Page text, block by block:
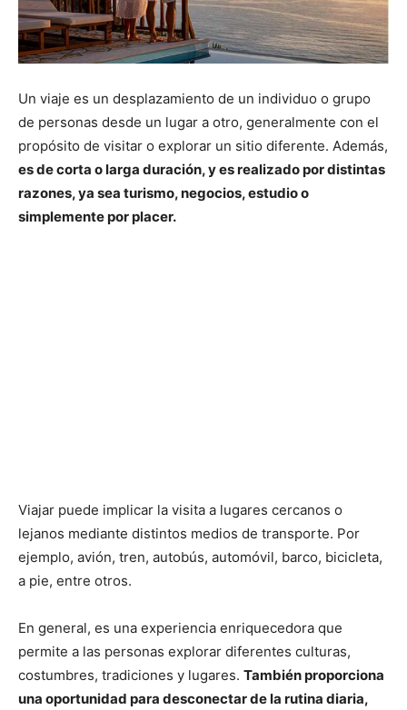
Un viaje es un desplazamiento de un individuo o grupo
de personas desde un lugar a otro, generalmente con el
propósito de visitar o explorar un sitio diferente. Además,
es de corta o larga duración, y es realizado por distintas
razones, ya sea turismo, negocios, estudio o
simplemente por placer.
Viajar puede implicar la visita a lugares cercanos o
lejanos mediante distintos medios de transporte. Por
ejemplo, avión, tren, autobús, automóvil, barco, bicicleta,
a pie, entre otros.
En general, es una experiencia enriquecedora que
permite a las personas explorar diferentes culturas,
costumbres, tradiciones y lugares. También proporciona
una oportunidad para desconectar de la rutina diaria,